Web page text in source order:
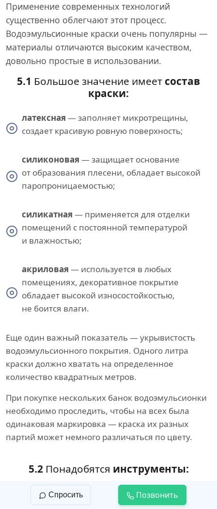
Применение современных технологий
существенно облегчают этот процесс.
Водоэмульсионные краски очень популярны —
материалы отличаются высоким качеством,
довольно простые в использовании.
5.1 Большое значение имеет состав
краски:
латексная — заполняет микротрещины,
создает красивую ровную поверхность;
силиконовая — защищает основание
от образования плесени, обладает высокой
паропроницаемостью;
силикатная — применяется для отделки
помещений с постоянной температурой
и влажностью;
акриловая — используется в любых
помещениях, декоративное покрытие
обладает высокой износостойкостью,
не боится влаги.
Еще один важный показатель — укрывистость
водоэмульсионного покрытия. Одного литра
краски должно хватать на определенное
количество квадратных метров.
При покупке нескольких банок водоэмульсионки
необходимо проследить, чтобы на всех была
одинаковая маркировка — краска их разных
партий может немного различаться по цвету.
5.2Понадобятся инструменты:
широкий шпатель;
Спросить Позвонить